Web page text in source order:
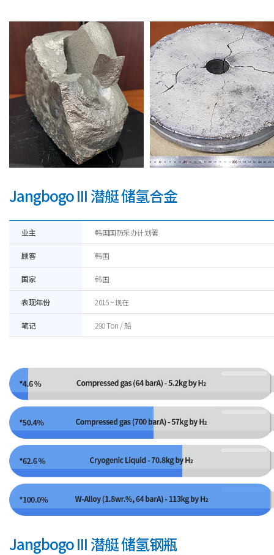
Jangbogo III 潜艇 储氢合金
业主 韩国国防采办计划署
顾客 韩国
国家 韩国
表现年份 2015 ~ 现在
笔记 290 Ton / 船
Jangbogo III 潜艇 储氢钢瓶